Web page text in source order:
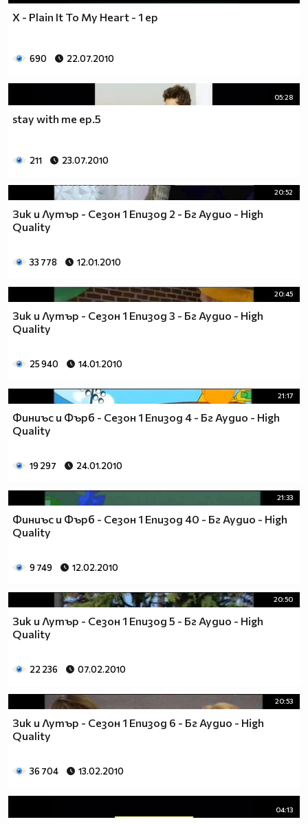
X - Plain It To My Heart - 1 ep
690 22.07.2010
05:28
stay with me ep.5
211 23.07.2010
20:52
Зик и Лутър - Сезон 1 Епизод 2 - Бг Аудио - High
Quality
33 778 12.01.2010
20:45
Зик и Лутър - Сезон 1 Епизод 3 - Бг Аудио - High
Quality
25 940 14.01.2010
21:17
Финиъс и Фърб - Сезон 1 Епизод 4 - Бг Аудио - High
Quality
19 297 24.01.2010
21:33
Финиъс и Фърб - Сезон 1 Епизод 40 - Бг Аудио - High
Quality
9 749 12.02.2010
20:50
Зик и Лутър - Сезон 1 Епизод 5 - Бг Аудио - High
Quality
22 236 07.02.2010
20:53
Зик и Лутър - Сезон 1 Епизод 6 - Бг Аудио - High
Quality
36 704 13.02.2010
04:13